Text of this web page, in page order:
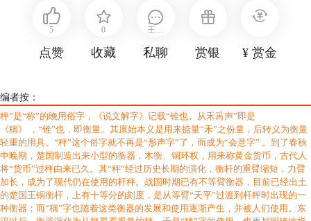
5
点赞
0
收藏
王东
私聊 赏银 ¥ 赏金
编者按：
秤”是“称”的晚用俗字，《说文解字》记载“铨也。从禾爯声”即是
《稱》 ，“铨”也，即衡量。其原始本义是用来掂量“禾”之份量，后转义为衡量
轻重的用具。“秤”这个俗字就不再是“形声字”了，而成为“会意字” 。到了春秋
中晚期，楚国制造出来小型的衡器，木衡、铜环权，用来称黄金货币，古代人
将“货币”过秤由来已久。其“秤”经过历史长期的演化，衡杆的重臂缩短，力臂
加长，成为了现代仍在使用的杆秤。战国时期已有不等臂衡器，目前已经出土
的楚国王铜衡杆，上有十等分的刻度，是从等臂“天平”过渡到杆秤时出现的一
种衡器；而“稱”字也随着这类衡器的发展和使用逐渐产生，并被人们使用。东